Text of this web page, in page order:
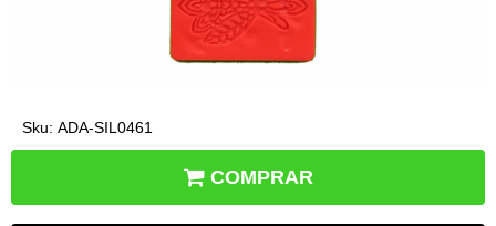
Sku: ADA-SIL0461
COMPRAR